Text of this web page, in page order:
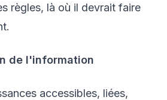
règles, là où il devrait faire
de l'information
accessibles, liées,